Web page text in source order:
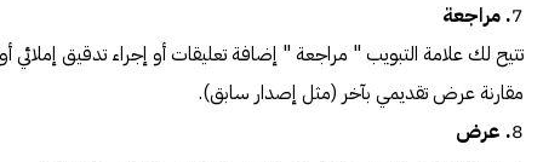
7. مراجعة
تتيح لك علامة التبويب " مراجعة " إضافة تعليقات أو إجراء تدقيق إملائي أو
مقارنة عرض تقديمي بآخر (مثل إصدار سابق).
8. عرض